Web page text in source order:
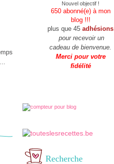
Nouvel objectif !
650 abonné(e) à mon
blog !!!
plus que 45 adhésions
pour recevoir un
cadeau de bienvenue.
Merci pour votre
fidélité
Recherche